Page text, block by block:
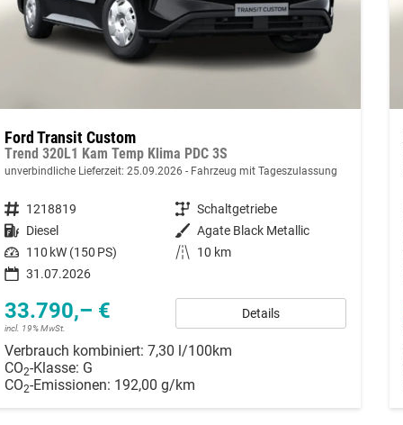
Ford Transit Custom
Trend 320L1 Kam Temp Klima PDC 3S
unverbindliche Lieferzeit: 25.09.2026 Fahrzeug mit Tageszulassung
Fahrzeugnummer 1218819 Getriebe Schaltgetriebe
Kraftstoff Diesel Außenfarbe Agate Black Metallic
Leistung 110 kW (150 PS) Kilometerstand
10 km
31.07.2026
33.790,– €
incl. 19% MwSt.
Details
Verbrauch kombiniert: 7,30 l/100km
CO2-Klasse: G
CO2-Emissionen: 192,00 g/km